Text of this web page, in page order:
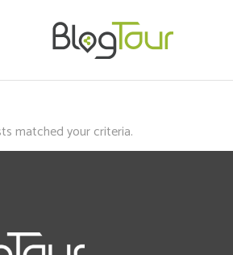
matched your criteria.